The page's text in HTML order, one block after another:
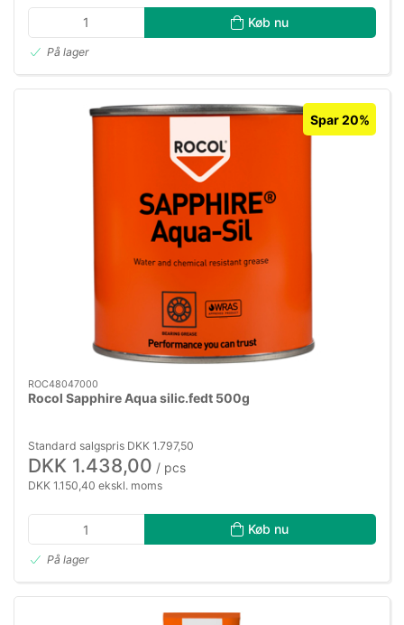
Køb nu
På lager
Spar 20%
ROC48047000
Rocol Sapphire Aqua silic.fedt 500g
Standard salgspris DKK 1.797,50
DKK 1.438,00 / pcs
DKK 1.150,40 ekskl. moms
Køb nu
På lager